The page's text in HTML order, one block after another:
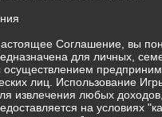
Соглашение, вы
для личных,
осуществлением
лиц. Использование
извлечения любых доходов,
на условиях